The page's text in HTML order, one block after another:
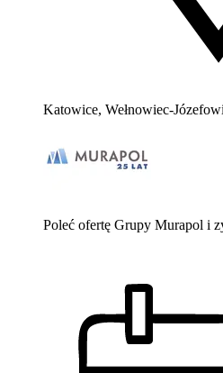
Katowice, Wełnowiec-
Poleć ofertę Grupy Murapol i